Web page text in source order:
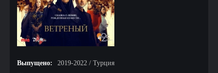
Выпущено:
2019-2022 / Турция